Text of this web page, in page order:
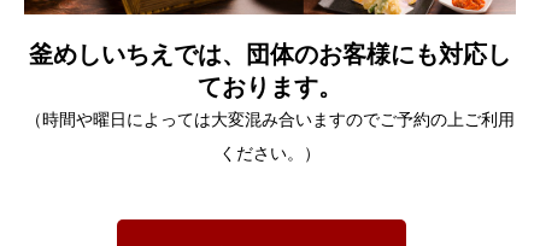
釜めしいちえでは、団体のお客様にも対応し
ております。
（時間や曜日によっては大変混み合いますのでご予約の上ご利用
ください。）